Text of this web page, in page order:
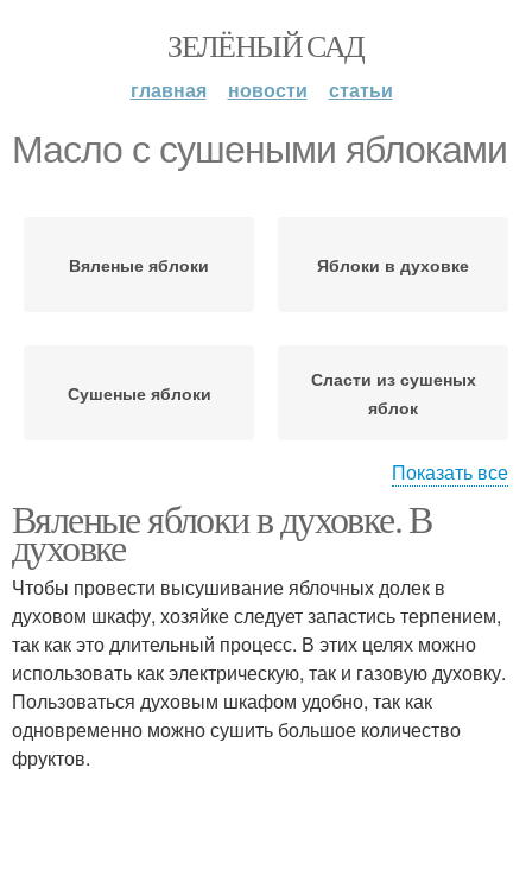
ЗЕЛЁНЫЙ САД
главная новости статьи
Масло с сушеными яблоками
Вяленые яблоки Яблоки в духовке
Сушеные яблоки
Сласти из сушеных
яблок
Слойки с сушеными
яблоками
Конфеты из сушеных
яблок
Печение на топлёном
масле
Показать все
Вяленые яблоки в духовке. В
духовке
Чтобы провести высушивание яблочных долек в
духовом шкафу, хозяйке следует запастись терпением,
так как это длительный процесс. В этих целях можно
использовать как электрическую, так и газовую духовку.
Пользоваться духовым шкафом удобно, так как
одновременно можно сушить большое количество
фруктов.